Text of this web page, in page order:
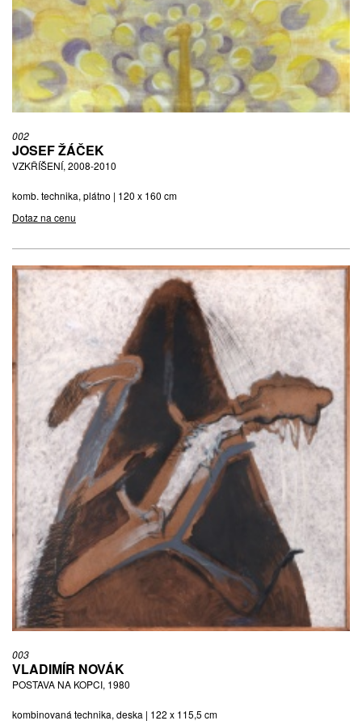
002
JOSEF ŽÁČEK
VZKŘÍŠENÍ, 2008-2010
komb. technika, plátno | 120 x 160 cm
Dotaz na cenu
003
VLADIMÍR NOVÁK
POSTAVA NA KOPCI, 1980
kombinovaná technika, deska | 122 x 115,5 cm